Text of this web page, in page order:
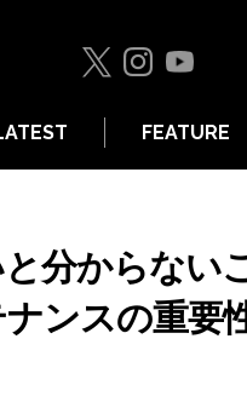
FEATURE
と分からない
ンスの重要